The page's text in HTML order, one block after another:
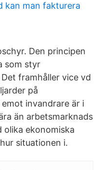
kan man fakturera
Den principen
som styr
framhåller vice vd
på
invandrare är i
än arbetsmarknads
olika ekonomiska
situationen i.